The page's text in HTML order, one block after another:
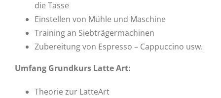
die Tasse
Einstellen von Mühle und Maschine
Training an Siebträgermachinen
Zubereitung von Espresso – Cappuccino usw.
Umfang Grundkurs Latte Art:
Theorie zur LatteArt